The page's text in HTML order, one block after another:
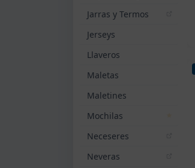
Jarras y Termos
Jerseys
Llaveros
Maletas
Maletines
Mochilas
Neceseres
Neveras